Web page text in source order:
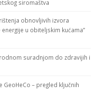
siromaštva
obnovljivih izvora
u obiteljskim kućama”
suradnjom do zdravijih i
– pregled ključnih